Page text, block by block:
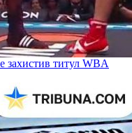
захистив титул WBA